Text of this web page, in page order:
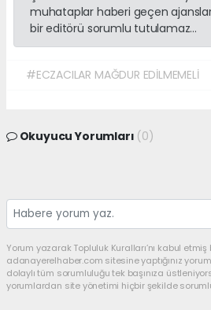
muhataplar haberi geçen
bir editörü sorumlu tutulamaz...
#ECZACILAR MAĞDUR EDİLMEMELİ
Okuyucu Yorumları (0)
Yorum yazarak Topluluk Kuralları’nı kabul
adanayerelhaber.com sitesine yaptığınız
dolaylı tüm sorumluluğu tek başınıza
yorumlardan site yönetimi hiçbir şekilde